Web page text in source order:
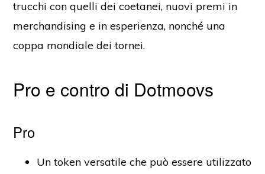
trucchi con quelli dei coetanei, nuovi premi in
merchandising e in esperienza, nonché una
coppa mondiale dei tornei.
Pro e contro di Dotmoovs
Pro
Un token versatile che può essere utilizzato